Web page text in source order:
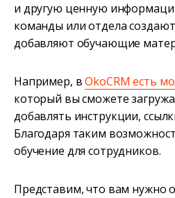
и другую ценную
команды или отдела
добавляют обучающие
Например, вOkoCRM есть
который вы сможете
добавлять инструкции,
Благодаря таким
обучение для сотрудников.
Представим, что вам нужно